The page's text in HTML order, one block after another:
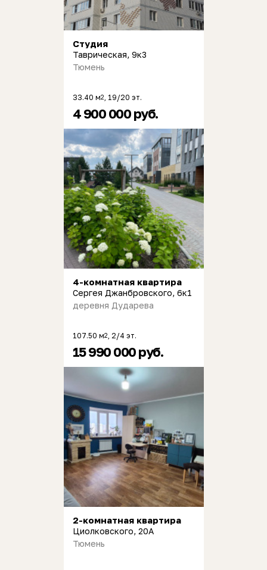
Студия
Таврическая, 9к3
Тюмень
33.40 м2 , 19/20 эт.
4 900 000 руб.
4-комнатная квартира
Сергея Джанбровского, 6к1
деревня Дударева
107.50 м2 , 2/4 эт.
15 990 000 руб.
2-комнатная квартира
Циолковского, 20А
Тюмень